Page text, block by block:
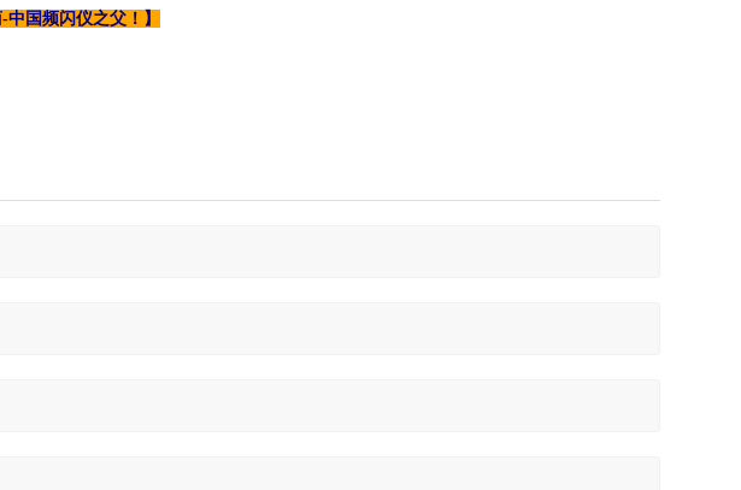
国频闪仪之父！】